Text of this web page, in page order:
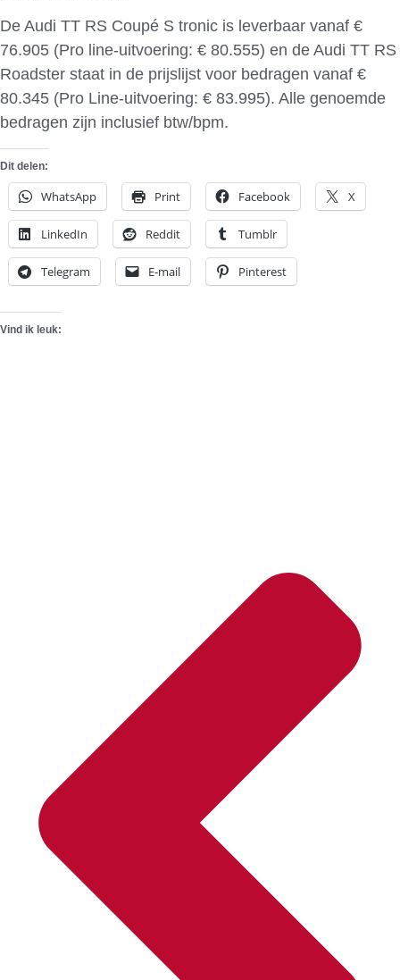
De Audi TT RS Coupé S tronic is leverbaar vanaf €
76.905 (Pro line-uitvoering: € 80.555) en de Audi TT RS
Roadster staat in de prijslijst voor bedragen vanaf €
80.345 (Pro Line-uitvoering: € 83.995). Alle genoemde
bedragen zijn inclusief btw/bpm.
Dit delen:
WhatsApp Print Facebook X
LinkedIn Reddit Tumblr
Telegram E-mail Pinterest
Vind ik leuk: